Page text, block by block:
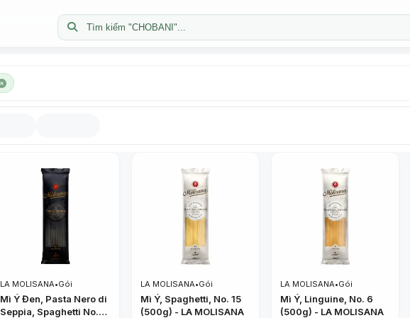
Tìm kiếm "CHOBANI"...
LA MOLISANA•Gói
Mì Ý Đen, Pasta Nero di
Seppia, Spaghetti No.
LA MOLISANA•Gói
Mì Ý, Spaghetti, No. 15
(500g) - LA MOLISANA
LA MOLISANA•Gói
Mì Ý, Linguine, No. 6
(500g) - LA MOLISANA